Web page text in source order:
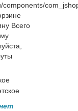
components/
Всего